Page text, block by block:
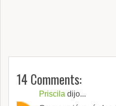
14 Comments:
Priscila dijo...